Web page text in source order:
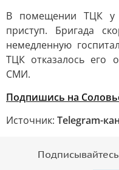
В помещении ТЦК у
приступ. Бригада
немедленную
ТЦК отказалось его
СМИ.
Подпишись на
Источник: Telegram-